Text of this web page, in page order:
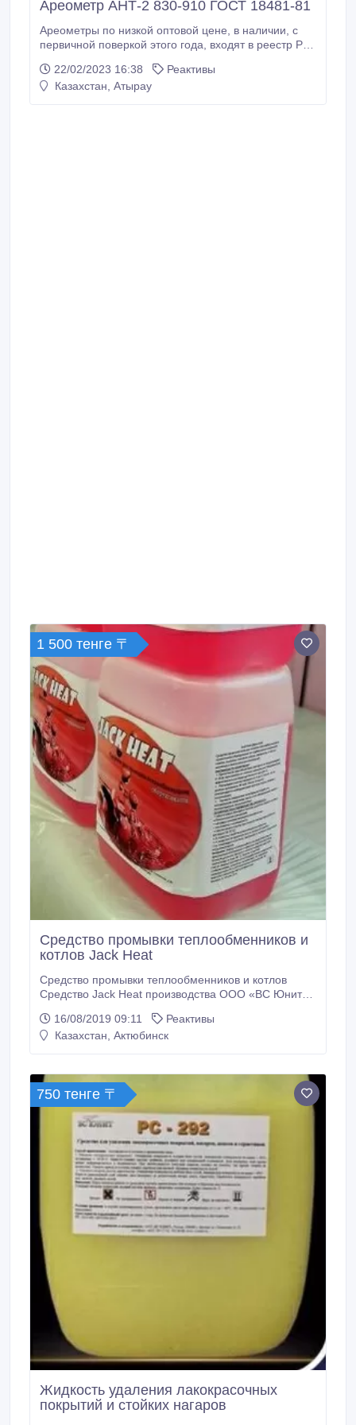
Ареометр АНТ-2 830-910 ГОСТ 18481-81
Ареометры по низкой оптовой цене, в наличии, с
первичной поверкой этого года, входят в реестр РК
интервал 5 лет. Применяется для определения
плотности нефти и нефтепродуктов. Ареометр для
22/02/2023 16:38
Реактивы
Казахстан, Атырау
1 500 тенге 〒
Средство промывки теплообменников и
котлов Jack Heat
Средство промывки теплообменников и котлов
Средство Jack Heat производства ООО «ВС Юнит»
специалиста компании партнера «McGean-Rohco»
(UK) Ltd в Голландии, где и был испытано на
16/08/2019 09:11
Реактивы
Казахстан, Актюбинск
750 тенге 〒
Жидкость удаления лакокрасочных
покрытий и стойких нагаров